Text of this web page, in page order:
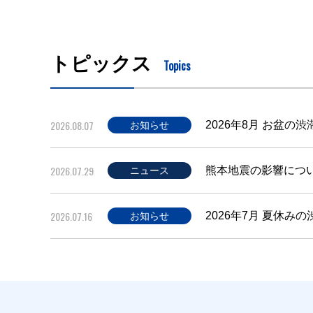
トピックス Topics
2026.08.07 お知らせ 2026年8月 お盆の渋
2026.07.29 ニュース 熊本地震の影響につ
2026.07.16 お知らせ 2026年7月 夏休みの